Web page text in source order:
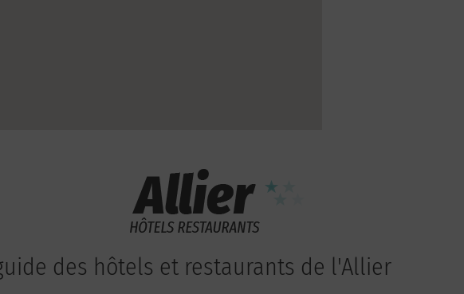
des hôtels et restaurants de l'Allier